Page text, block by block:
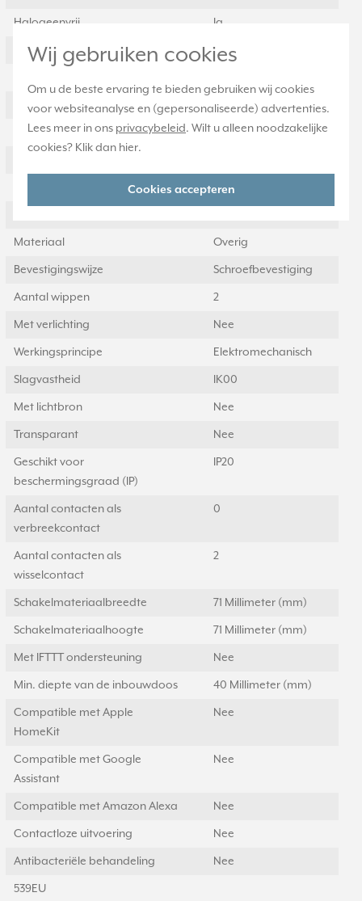
Wij gebruiken cookies
Om u de beste ervaring te bieden gebruiken wij cookies
voor websiteanalyse en (gepersonaliseerde) advertenties.
Lees meer in ons privacybeleid. Wilt u alleen noodzakelijke
cookies? Klik dan hier.
Cookies accepteren
Halogeenvrij Ja
Contacten 2 wisselcontacten
Oppervlaktebescherming Onbehandeld
Met signaallamp Nee
Nee
Materiaal Overig
Bevestigingswijze Schroefbevestiging
Aantal wippen 2
Met verlichting Nee
Werkingsprincipe Elektromechanisch
Slagvastheid IK00
Met lichtbron Nee
Transparant Nee
Geschikt voor
beschermingsgraad (IP)
IP20
Aantal contacten als
verbreekcontact
0
Aantal contacten als
wisselcontact
2
Schakelmateriaalbreedte 71 Millimeter (mm)
Schakelmateriaalhoogte 71 Millimeter (mm)
Met IFTTT ondersteuning Nee
Min. diepte van de inbouwdoos 40 Millimeter (mm)
Compatible met Apple
HomeKit
Nee
Compatible met Google
Assistant
Nee
Compatible met Amazon Alexa Nee
Contactloze uitvoering Nee
Antibacteriële behandeling Nee
539EU